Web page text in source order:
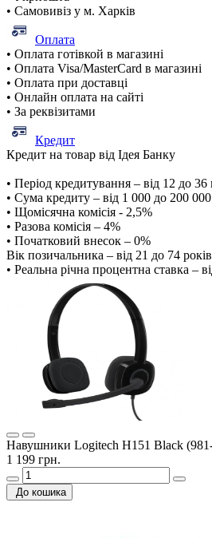
• Самовивіз у м. Харків
Оплата
• Оплата готівкой в магазині
• Оплата Visa/MasterCard в магазині
• Оплата при доставці
• Онлайн оплата на сайті
• За реквізитами
Кредит
Кредит на товар від Ідея Банку
• Період кредитування – від 12 до 36
• Сума кредиту – від 1 000 до 200
• Щомісячна комісія - 2,5%
• Разова комісія – 4%
• Початковий внесок – 0%
Вік позичальника – від 21 до 74 років
• Реальна річна процентна ставка –
Навушники Logitech H151 Black
1 199 грн.
До кошика